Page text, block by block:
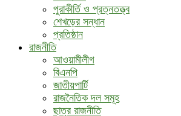
পুরাকীর্তি ও প্রত্নতত্ত্ব
শেখড়ের সন্ধান
প্রতিষ্ঠান
রাজনীতি
আওয়ামীলীগ
বিএনপি
জাতীয়পার্টি
রাজনৈতিক দল সমূহ
ছাত্র রাজনীতি